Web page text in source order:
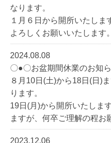
なります。
１月６日から開所いたしま
よろしくお願いいたします。
2024.08.08
〇●〇お盆期間休業のお知
８月10日(土)から18日(日)
ります。
19日(月)から開所いたしま
ますが、何卒ご理解の程お
2023.12.06